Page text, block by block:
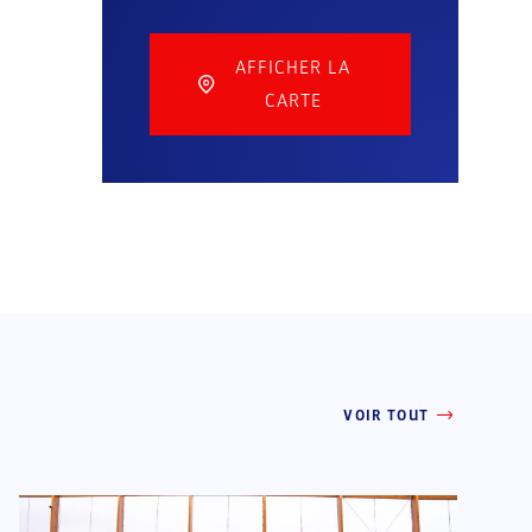
AFFICHER LA
CARTE
VOIR TOUT